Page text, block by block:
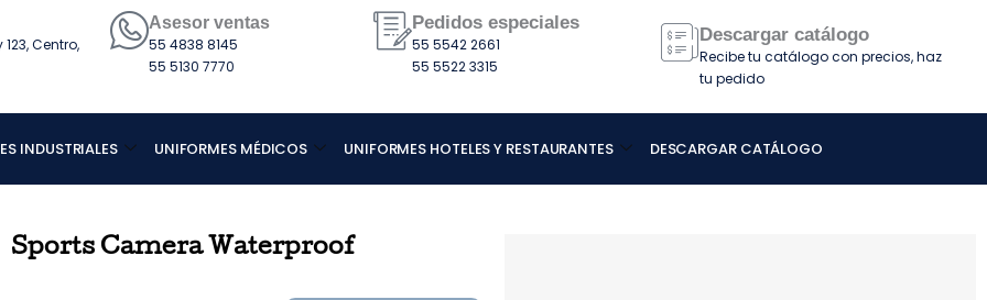
Centro,
Asesor ventas
55 4838 8145
55 5130 7770
Pedidos especiales
55 5542 2661
55 5522 3315
Descargar catálogo
Recibe tu catálogo con precios, haz
tu pedido
INDUSTRIALES UNIFORMES MÉDICOS UNIFORMES HOTELES Y RESTAURANTES DESCARGAR CATÁLOGO
Sports Camera Waterproof